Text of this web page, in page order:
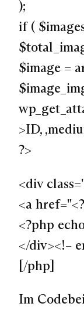
);
if (
$image =
>ID,
?>
<div
<a
<?php
</div><!–
[/php]
Im